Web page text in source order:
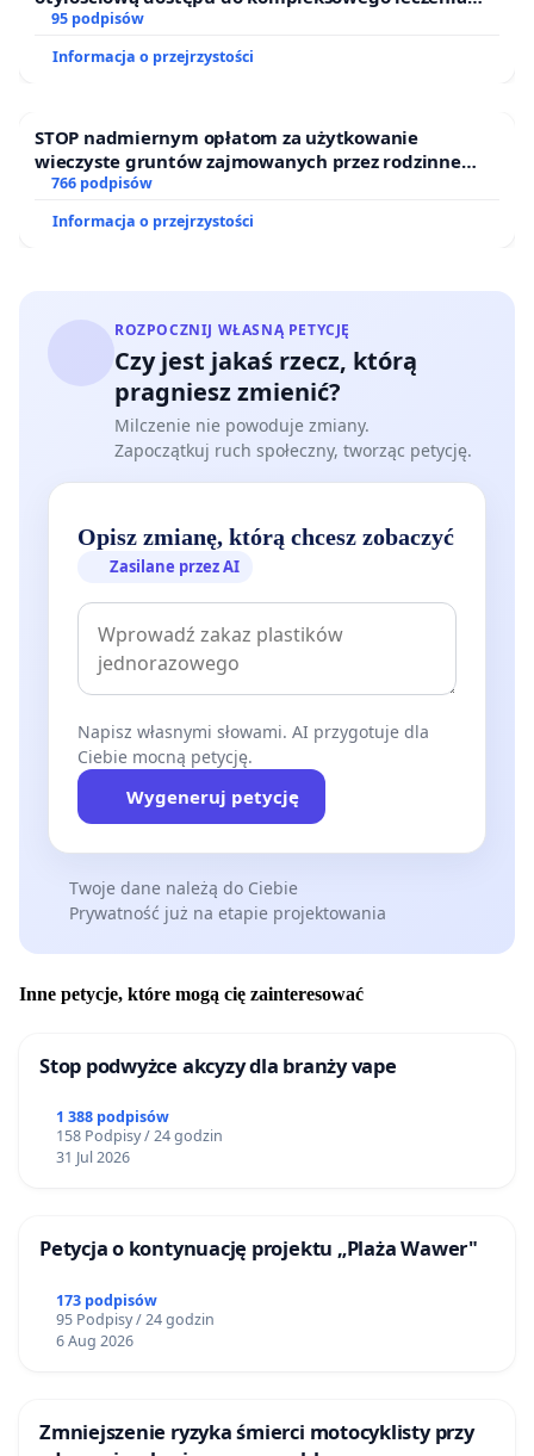
oraz programów profilaktycznych.
95 podpisów
Informacja o przejrzystości
STOP nadmiernym opłatom za użytkowanie
wieczyste gruntów zajmowanych przez rodzinne
ogrody działkowe.
766 podpisów
Informacja o przejrzystości
ROZPOCZNIJ WŁASNĄ PETYCJĘ
Czy jest jakaś rzecz, którą
pragniesz zmienić?
Milczenie nie powoduje zmiany.
Zapoczątkuj ruch społeczny, tworząc petycję.
Opisz zmianę, którą chcesz zobaczyć
Zasilane przez AI
Napisz własnymi słowami. AI przygotuje dla
Ciebie mocną petycję.
Wygeneruj petycję
Twoje dane należą do Ciebie
Prywatność już na etapie projektowania
Inne petycje, które mogą cię zainteresować
Stop podwyżce akcyzy dla branży vape
1 388 podpisów
158 Podpisy / 24 godzin
31 Jul 2026
Petycja o kontynuację projektu „Plaża Wawer"
173 podpisów
95 Podpisy / 24 godzin
6 Aug 2026
Zmniejszenie ryzyka śmierci motocyklisty przy